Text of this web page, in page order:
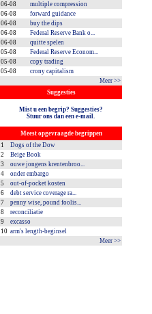
06-08
multiple compression
06-08
forward guidance
06-08
buy the dips
06-08
Federal Reserve Bank o...
06-08
quitte spelen
05-08
Federal Reserve Econom...
05-08
copy trading
05-08
crony capitalism
Meer >>
Suggesties
Mist u een begrip? Suggesties?
Stuur ons dan een e-mail.
Meest opgevraagde begrippen
1
Dogs of the Dow
2
Beige Book
3
ouwe jongens krentenbroo...
4
onder embargo
5
out-of-pocket kosten
6
debt service coverage ra...
7
penny wise, pound foolis...
8
reconciliatie
9
excasso
10 arm's length-beginsel
Meer >>